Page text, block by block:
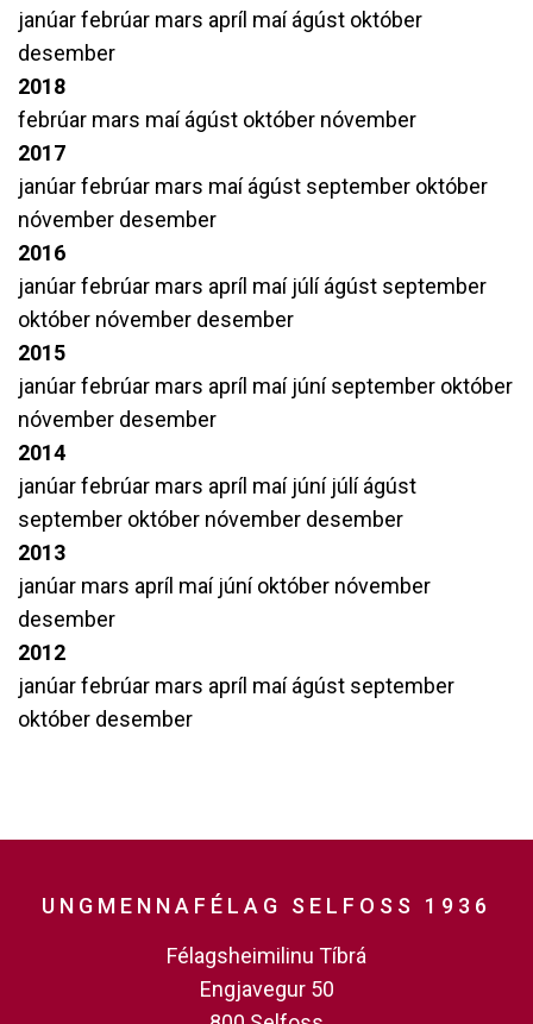
janúarfebrúar mars apríl maíágúst október
desember
2018
febrúar mars maíágúst október nóvember
2017
janúarfebrúar mars maíágúst september október
nóvember desember
2016
janúarfebrúar mars apríl maí júlíágúst september
október nóvember desember
2015
janúarfebrúar mars apríl maí júníseptember október
nóvember desember
2014
janúarfebrúar mars apríl maí júní júlíágúst
september október nóvember desember
2013
janúar mars apríl maí júníoktóber nóvember
desember
2012
janúarfebrúar mars apríl maíágúst september
október desember
UNGMENNAFÉLAG SELFOSS 1936
Félagsheimilinu Tíbrá
Engjavegur 50